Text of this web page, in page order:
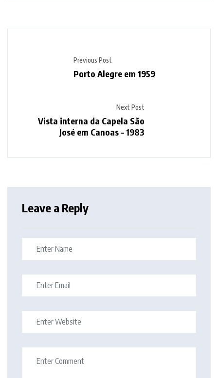
Previous Post
Porto Alegre em 1959
Next Post
Vista interna da Capela São
José em Canoas – 1983
Leave a Reply